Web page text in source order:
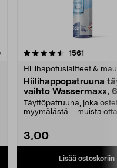
1561
Hiilihapotuslaitteet &
Hiilihappopatruuna
vaihto Wassermaxx,
Täyttöpatruuna, joka
myymälästä – muista
3,00
Lisää ostoskoriin
4.5viidestä